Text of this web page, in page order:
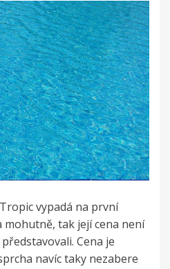
vypadá na první
tak její cena není
Cena je
navíc taky nezabere